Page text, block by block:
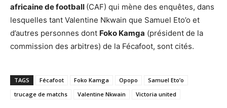
africaine de football (CAF) qui mène des enquêtes, dans
lesquelles tant Valentine Nkwain que Samuel Eto’o et
d’autres personnes dont Foko Kamga (président de la
commission des arbitres) de la Fécafoot, sont cités.
TAGS Fécafoot Foko Kamga Opopo
Samuel Eto’o
trucage de matchs
Valentine Nkwain Victoria united